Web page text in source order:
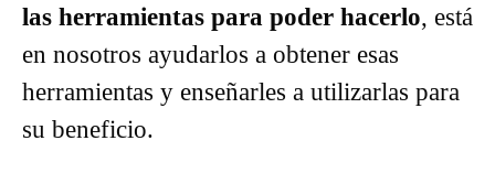
las herramientas para poder hacerlo, está
en nosotros ayudarlos a obtener esas
herramientas y enseñarles a utilizarlas para
su beneficio.